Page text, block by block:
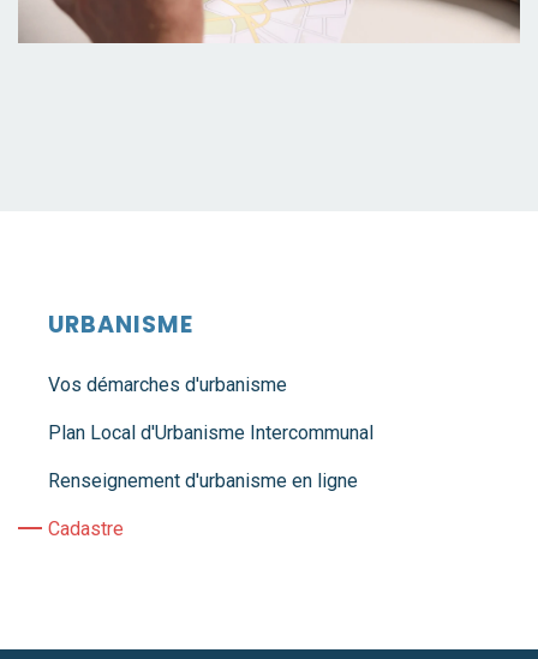
URBANISME
Vos démarches d'urbanisme
Plan Local d'Urbanisme Intercommunal
Renseignement d'urbanisme en ligne
Cadastre